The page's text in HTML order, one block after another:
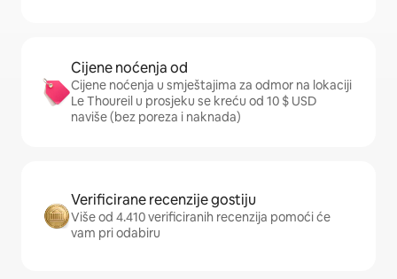
Cijene noćenja od
Cijene noćenja u smještajima za odmor na lokaciji
Le Thoureil u prosjeku se kreću od 10 $ USD
naviše (bez poreza i naknada)
Verificirane recenzije gostiju
Više od 4.410 verificiranih recenzija pomoći će
vam pri odabiru